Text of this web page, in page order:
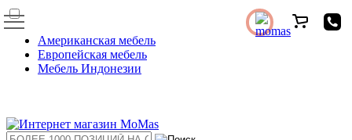
Американская мебель
Европейская мебель
Мебель Индонезии